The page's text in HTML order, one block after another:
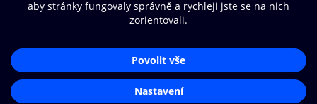
© O2 Czech Republic a.s.
Zásady zpracování osobních údajůAplikace O2 Knihovna
Čti a poslouchej své e-knihy a